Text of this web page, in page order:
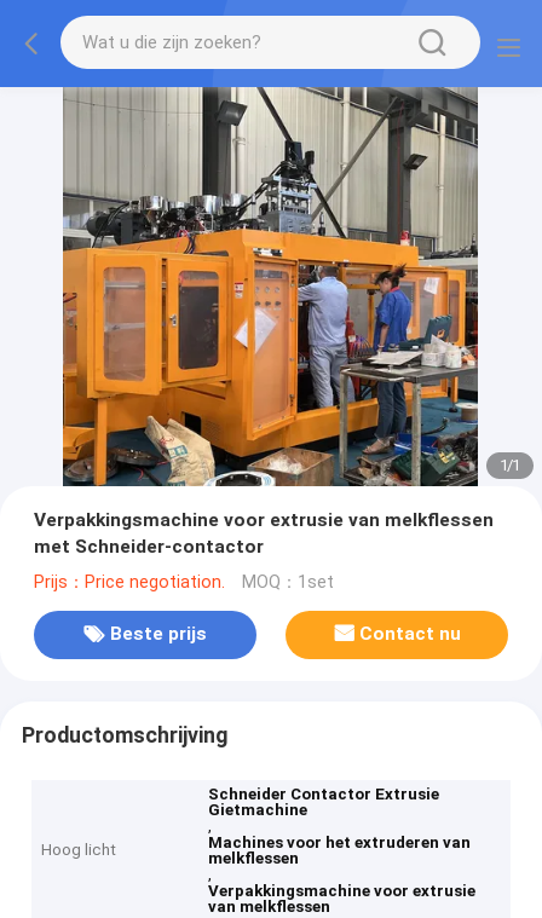
1/1
Verpakkingsmachine voor extrusie van melkflessen
met Schneider-contactor
Prijs：Price negotiation. MOQ：1set
Beste prijs Contact nu
Productomschrijving
Hoog licht
Schneider Contactor Extrusie
Gietmachine
,
Machines voor het extruderen van
melkflessen
,
Verpakkingsmachine voor extrusie
van melkflessen